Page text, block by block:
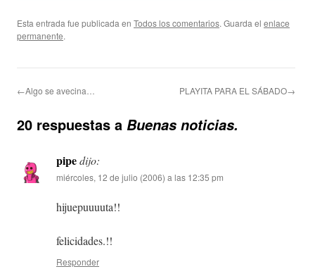
Esta entrada fue publicada en Todos los comentarios. Guarda el enlace
permanente.
←Algo se avecina… PLAYITA PARA EL SÁBADO→
20 respuestas a Buenas noticias.
pipedijo:
miércoles, 12 de julio (2006) a las 12:35 pm
hijuepuuuuta!!
felicidades.!!
Responder